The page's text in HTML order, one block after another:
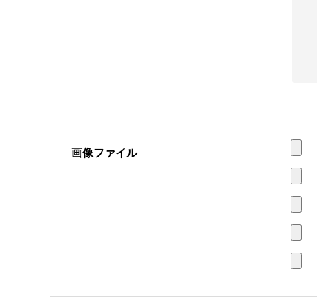
画像ファイル